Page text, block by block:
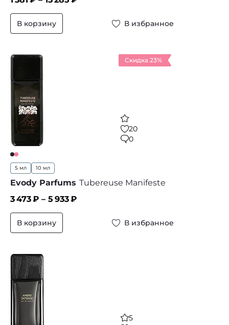
В корзину В избранное
Скидка 23%
20
0
5 мл 10 мл
Evody Parfums Tubereuse Manifeste
3 473₽ – 5 933₽
В корзину В избранное
5